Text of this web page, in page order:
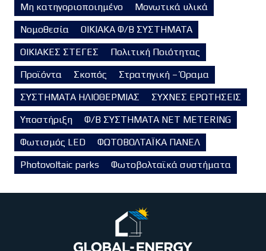
Μη κατηγοριοποιημένο
Μονωτικά υλικά
Νομοθεσία
ΟΙΚΙΑΚΑ Φ/Β ΣΥΣΤΗΜΑΤΑ
ΟΙΚΙΑΚΕΣ ΣΤΕΓΕΣ
Πολιτική Ποιότητας
Προϊόντα
Σκοπός
Στρατηγική – Όραμα
ΣΥΣΤΗΜΑΤΑ ΗΛΙΟΘΕΡΜΙΑΣ
ΣΥΧΝΕΣ ΕΡΩΤΗΣΕΙΣ
Υποστήριξη
Φ/Β ΣΥΣΤΗΜΑΤΑ NET METERING
Φωτισμός LED
ΦΩΤΟΒΟΛΤΑΪΚΑ ΠΑΝΕΛ
Photovoltaic parks
Φωτοβολταϊκά συστήματα